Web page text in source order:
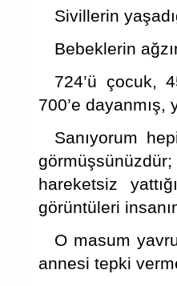
Sivillerin
Bebeklerin
724’ü çocuk,
700’e dayanmış,
Sanıyorum
hareketsiz
görüntüleri
O masum
annesi tepki